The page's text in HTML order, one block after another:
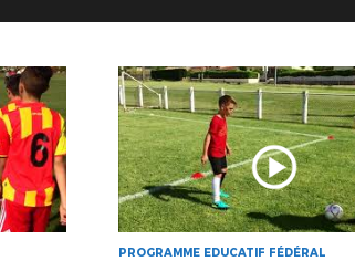
PROGRAMME EDUCATIF FÉDÉRAL